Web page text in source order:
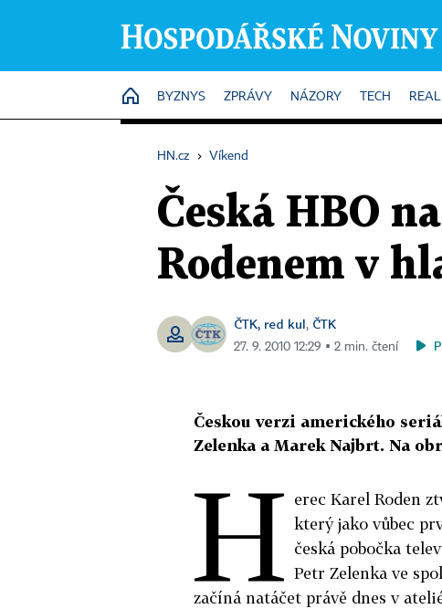
HOME
BYZNYS ZPRÁVY NÁZORY TECH
HN.cz › Víkend
Česká HBO
Rodenem v
ČTK, red kul, ČTK
27. 9. 2010 12:29 ▪ 2 min. čtení
Českou verzi amerického
Zelenka a Marek Najbrt. Na
H erec Karel Roden
který jako vůbec
česká pobočka
Petr Zelenka ve
začíná natáčet právě dnes v